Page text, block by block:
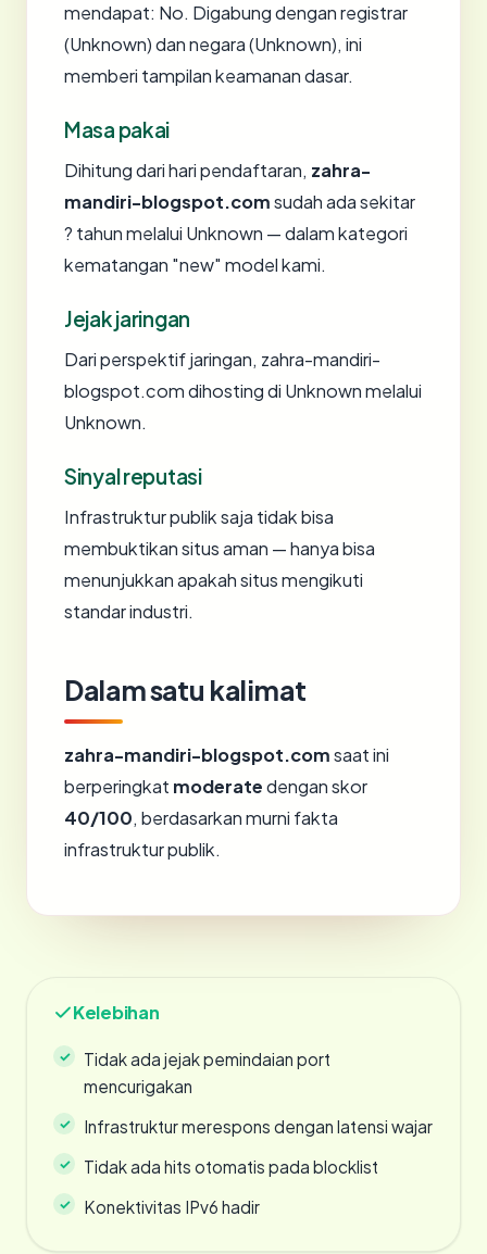
mendapat: No. Digabung dengan registrar
(Unknown) dan negara (Unknown), ini
memberi tampilan keamanan dasar.
Masa pakai
Dihitung dari hari pendaftaran, zahra-
mandiri-blogspot.comsudah ada sekitar
? tahun melalui Unknown — dalam kategori
kematangan "new" model kami.
Jejak jaringan
Dari perspektif jaringan, zahra-mandiri-
blogspot.com dihosting di Unknown melalui
Unknown.
Sinyal reputasi
Infrastruktur publik saja tidak bisa
membuktikan situs aman — hanya bisa
menunjukkan apakah situs mengikuti
standar industri.
Dalam satu kalimat
zahra-mandiri-blogspot.comsaat ini
berperingkat moderatedengan skor
40/100, berdasarkan murni fakta
infrastruktur publik.
Kelebihan
Tidak ada jejak pemindaian port
mencurigakan
Infrastruktur merespons dengan latensi wajar
Tidak ada hits otomatis pada blocklist
Konektivitas IPv6 hadir